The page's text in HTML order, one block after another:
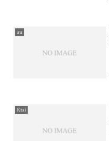
au
Ktai